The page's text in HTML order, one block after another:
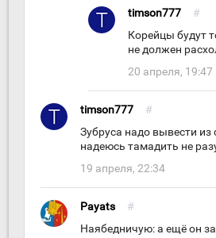
timson777 #
Корейцы будут
не должен
20 апреля, 19:47
timson777 #
Зубруса надо вывести
надеюсь тамадить не
19 апреля, 22:34
Payats #
Наябедничую: а ещё он